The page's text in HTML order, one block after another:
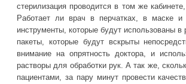
стерилизация проводится в том же
Работает ли врач в перчатках, в маске
инструменты, которые будут использованы
пакеты, которые будут вскрыты
внимание на опрятность доктора, и
растворы для обработки рук. А так же,
пациентами, за пару минут провести